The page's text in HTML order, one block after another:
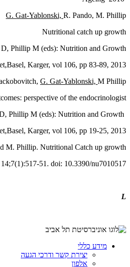
G. Gat-Yablonski, R. Pando, M. Phillip
Nutritional catch up growth
Phillip M (eds): Nutrition and Growth
Karger, vol 106, pp 83-89, 2013
G. Gat-Yablonski, M Phillip
perspective of the endocrinologist.
Karger, vol 106, pp 19-25, 2013
M. Phillip. Nutritional Catch up growth.
51. doi: 10.3390/nu7010517.
L
מידע כללי
יצירת קשר ודרכי הגעה
אלפון